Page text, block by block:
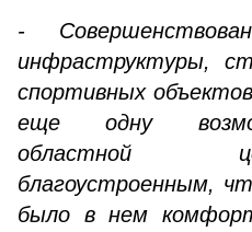
-
инфраструктуры,
спортивных
еще одну
областной
благоустроенным,
было в нем